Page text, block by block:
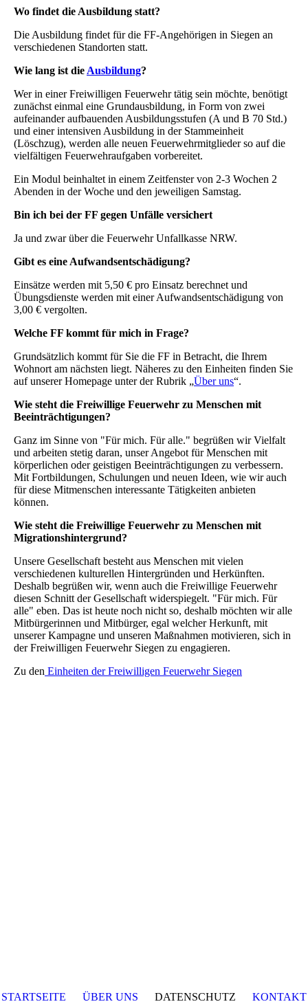
Wo findet die Ausbildung statt?
Die Ausbildung findet für die FF-Angehörigen in Siegen an
verschiedenen Standorten statt.
Wie lang ist die Ausbildung?
Wer in einer Freiwilligen Feuerwehr tätig sein möchte, benötigt
zunächst einmal eine Grundausbildung, in Form von zwei
aufeinander aufbauenden Ausbildungsstufen (A und B 70 Std.)
und einer intensiven Ausbildung in der Stammeinheit
(Löschzug), werden alle neuen Feuerwehrmitglieder so auf die
vielfältigen Feuerwehraufgaben vorbereitet.
Ein Modul beinhaltet in einem Zeitfenster von 2-3 Wochen 2
Abenden in der Woche und den jeweiligen Samstag.
Bin ich bei der FF gegen Unfälle versichert
Ja und zwar über die Feuerwehr Unfallkasse NRW.
Gibt es eine Aufwandsentschädigung?
Einsätze werden mit 5,50 € pro Einsatz berechnet und
Übungsdienste werden mit einer Aufwandsentschädigung von
3,00 € vergolten.
Welche FF kommt für mich in Frage?
Grundsätzlich kommt für Sie die FF in Betracht, die Ihrem
Wohnort am nächsten liegt. Näheres zu den Einheiten finden Sie
auf unserer Homepage unter der Rubrik „Über uns“.
Wie steht die Freiwillige Feuerwehr zu Menschen mit
Beeinträchtigungen?
Ganz im Sinne von "Für mich. Für alle." begrüßen wir Vielfalt
und arbeiten stetig daran, unser Angebot für Menschen mit
körperlichen oder geistigen Beeinträchtigungen zu verbessern.
Mit Fortbildungen, Schulungen und neuen Ideen, wie wir auch
für diese Mitmenschen interessante Tätigkeiten anbieten
können.
Wie steht die Freiwillige Feuerwehr zu Menschen mit
Migrationshintergrund?
Unsere Gesellschaft besteht aus Menschen mit vielen
verschiedenen kulturellen Hintergründen und Herkünften.
Deshalb begrüßen wir, wenn auch die Freiwillige Feuerwehr
diesen Schnitt der Gesellschaft widerspiegelt. "Für mich. Für
alle" eben. Das ist heute noch nicht so, deshalb möchten wir alle
Mitbürgerinnen und Mitbürger, egal welcher Herkunft, mit
unserer Kampagne und unseren Maßnahmen motivieren, sich in
der Freiwilligen Feuerwehr Siegen zu engagieren.
Zu den Einheiten der Freiwilligen Feuerwehr Siegen
STARTSEITE ÜBER UNS DATENSCHUTZ KONTAKT